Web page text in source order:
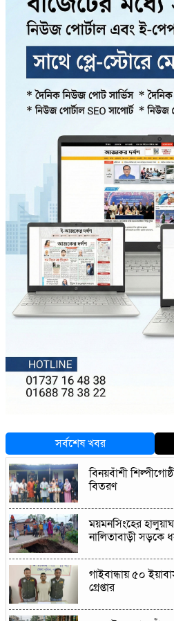
সর্বশেষ খবর
বিনয়বাঁশী
বিতরণ
ময়মনসিংহের
নালিতাবাড়ী সড়কে
গাইবান্ধায় ৫০
গ্রেপ্তার